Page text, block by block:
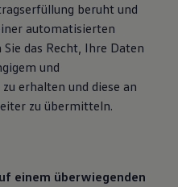
beruht und
automatisierten
das Recht, Ihre Daten
und
erhalten und diese an
zu übermitteln.
einem überwiegenden